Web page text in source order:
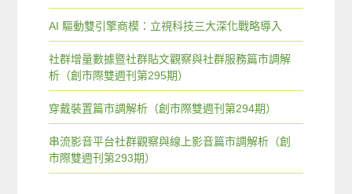
AI 驅動雙引擎商模：立視科技三大深化戰略導入
社群增量數據暨社群貼文觀察與社群服務篇市調解
析（創市際雙週刊第295期）
穿戴裝置篇市調解析（創市際雙週刊第294期）
串流影音平台社群觀察與線上影音篇市調解析（創
市際雙週刊第293期）